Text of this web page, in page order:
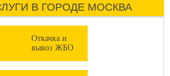
В ГОРОДЕ МОСКВА
Откачка и
вывоз ЖБО